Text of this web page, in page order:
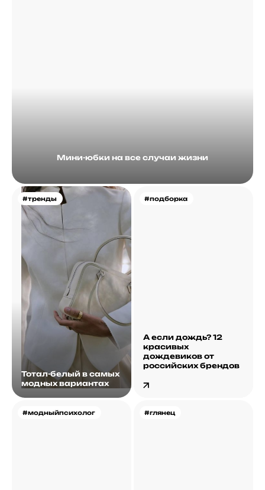
Мини-юбки на все случаи жизни
#тренды
Тотал-белый в самых
модных вариантах
#подборка
А если дождь? 12
красивых
дождевиков от
российских брендов
#модныйпсихолог #глянец